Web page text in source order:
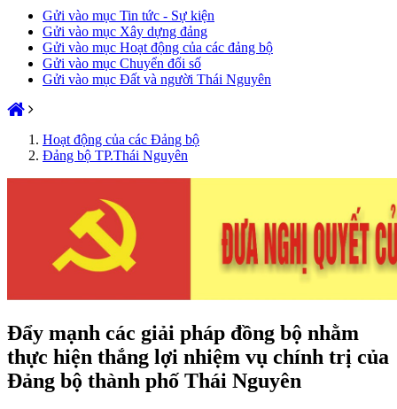
Gửi vào mục Tin tức - Sự kiện
Gửi vào mục Xây dựng đảng
Gửi vào mục Hoạt động của các đảng bộ
Gửi vào mục Chuyển đổi số
Gửi vào mục Đất và người Thái Nguyên
Hoạt động của các Đảng bộ
Đảng bộ TP.Thái Nguyên
Đẩy mạnh các giải pháp đồng bộ nhằm
thực hiện thắng lợi nhiệm vụ chính trị của
Đảng bộ thành phố Thái Nguyên